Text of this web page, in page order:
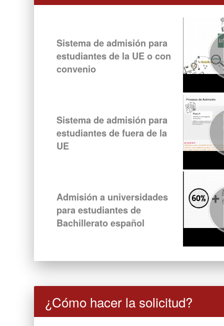
Sistema de admisión para
estudiantes de la UE o con
convenio
Sistema de admisión para
estudiantes de fuera de la
UE
Admisión a universidades
para estudiantes de
Bachillerato español
¿Cómo hacer la solicitud?